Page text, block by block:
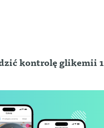
kontrolę glikemii 1